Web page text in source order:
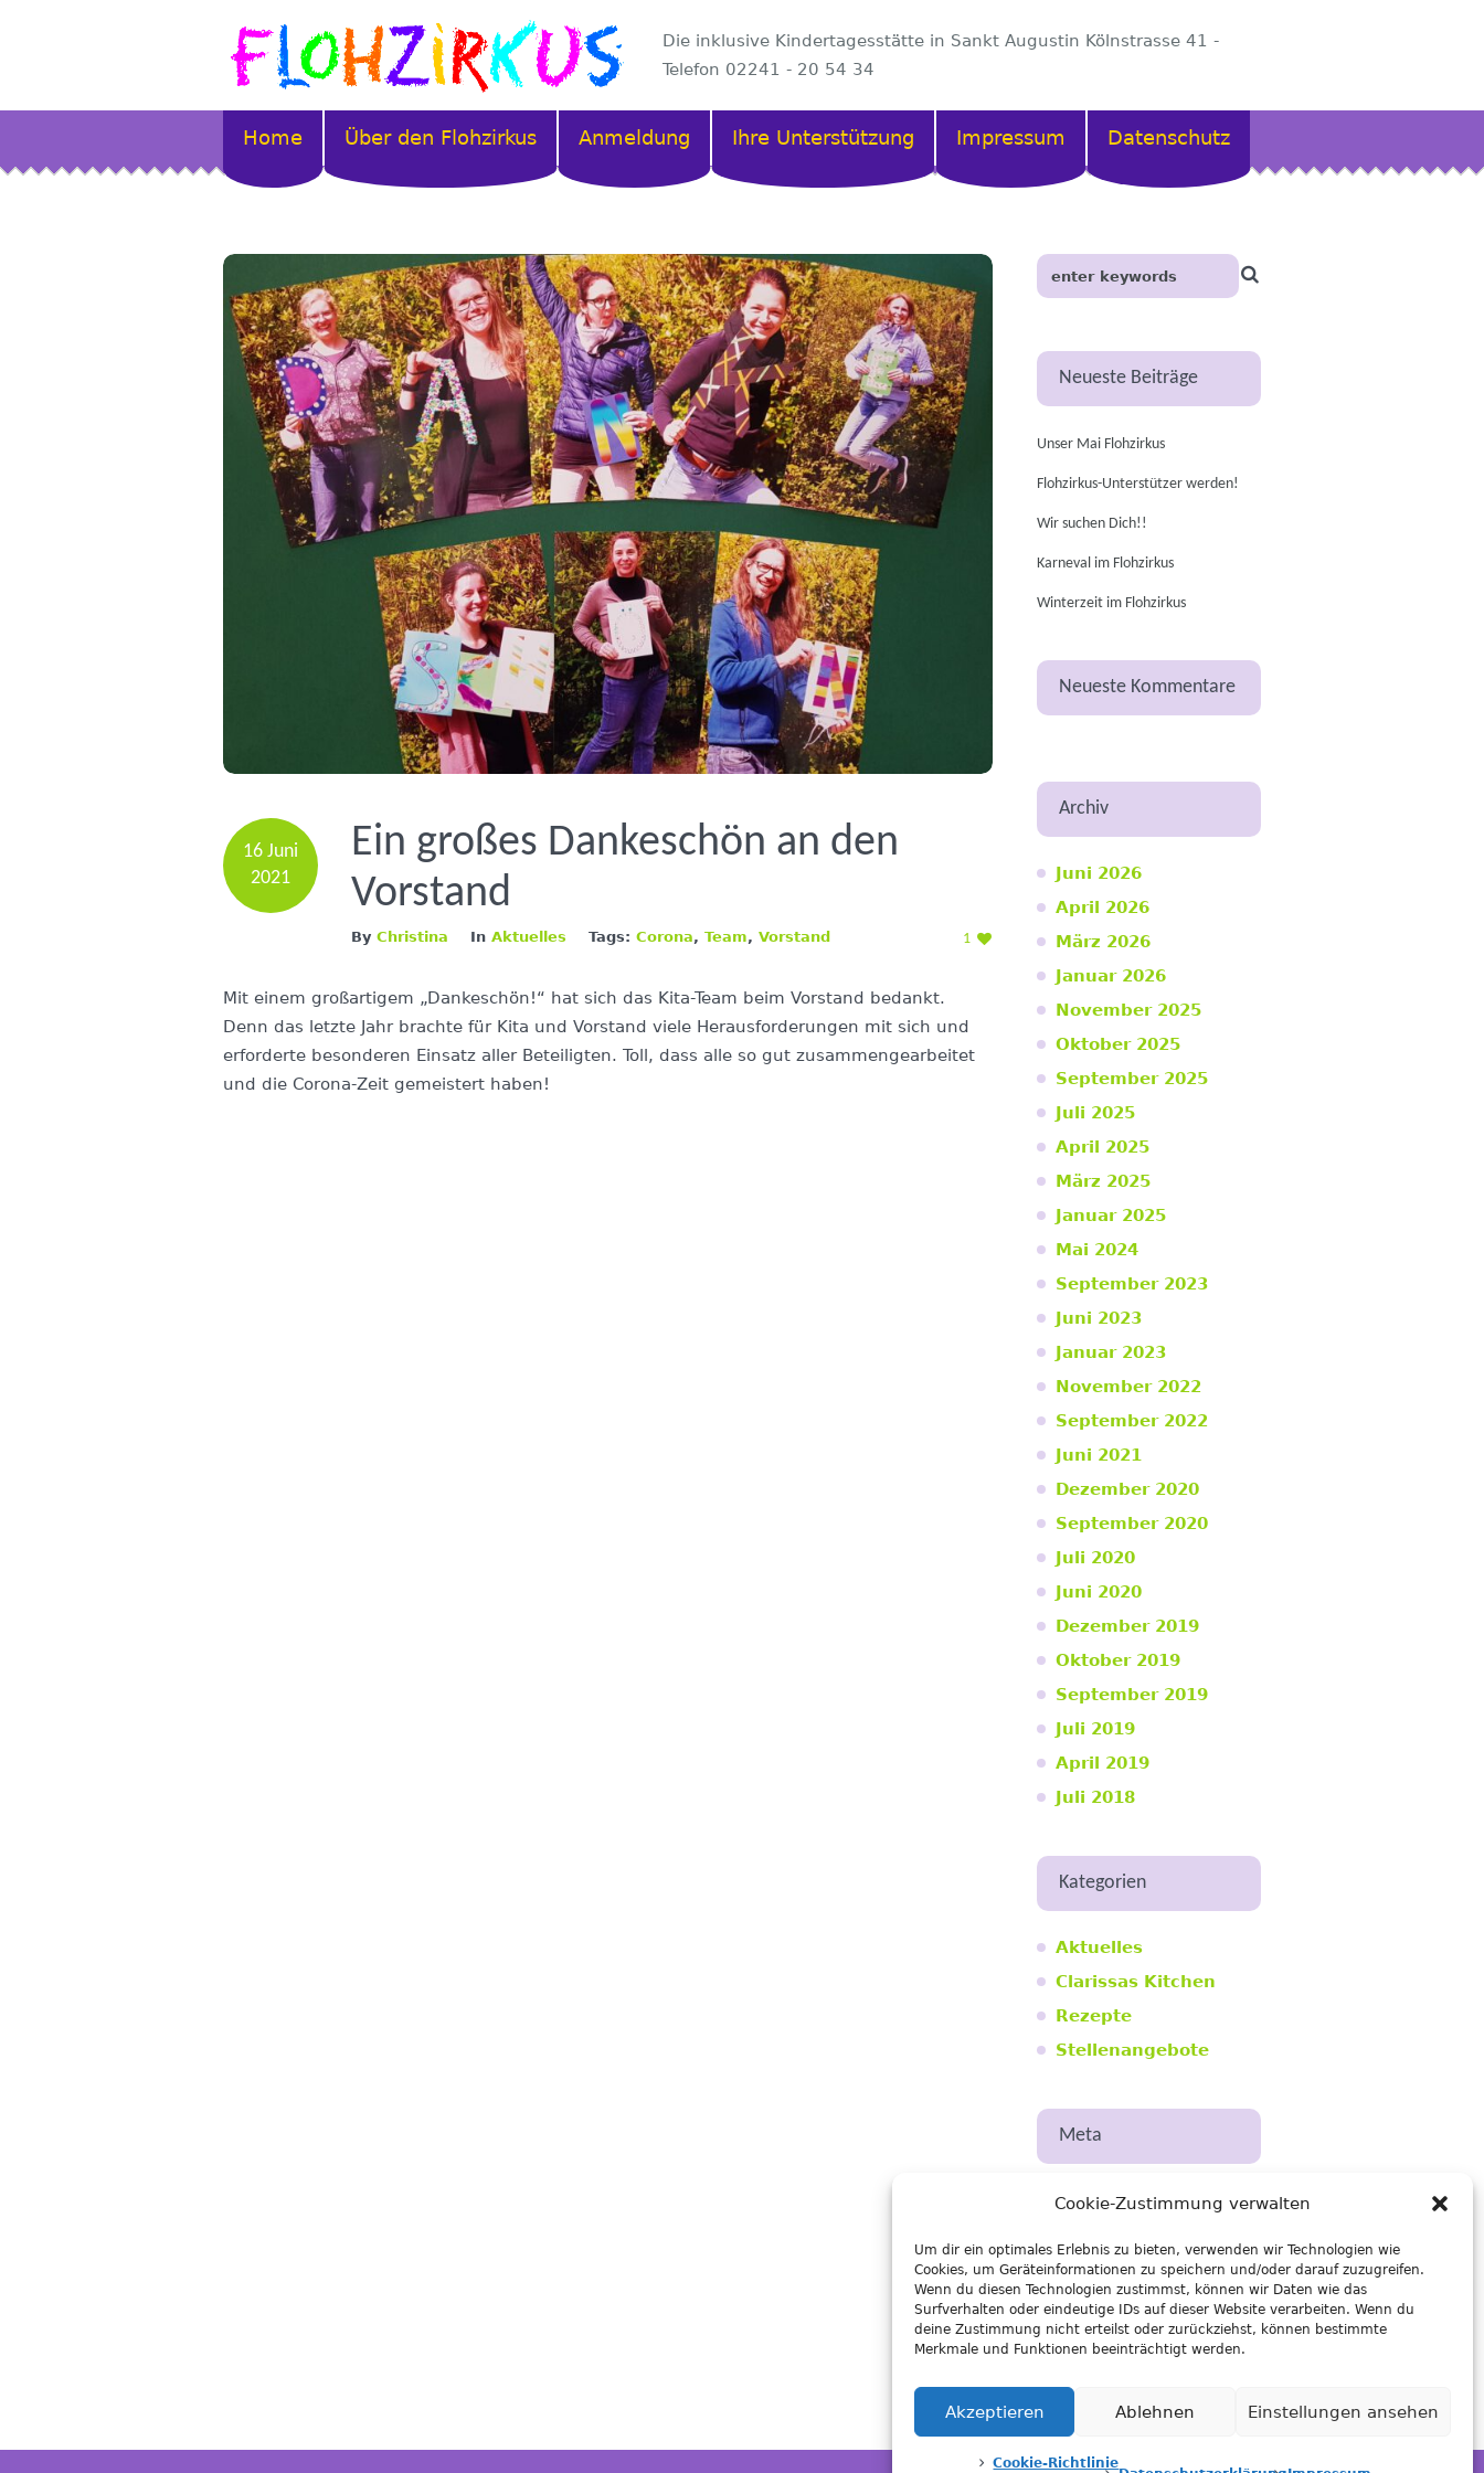
Cookie-Zustimmung verwalten
Um dir ein optimales Erlebnis zu bieten, verwenden wir Technologien wie
Cookies, um Geräteinformationen zu speichern und/oder darauf zuzugreifen.
Wenn du diesen Technologien zustimmst, können wir Daten wie das
Surfverhalten oder eindeutige IDs auf dieser Website verarbeiten. Wenn du
deine Zustimmung nicht erteilst oder zurückziehst, können bestimmte
Merkmale und Funktionen beeinträchtigt werden.
Akzeptieren Ablehnen Einstellungen ansehen
Cookie-Richtlinie
Die inklusive Kindertagesstätte in Sankt Augustin Kölnstrasse 41 -
Telefon 02241 - 20 54 34
Home Über den Flohzirkus Anmeldung Ihre Unterstützung Impressum Datenschutz
16 Juni
2021
Ein großes Dankeschön an den
Vorstand
By Christina In Aktuelles Tags: Corona, Team, Vorstand 1
Mit einem großartigem „Dankeschön!“ hat sich das Kita-Team beim Vorstand bedankt.
Denn das letzte Jahr brachte für Kita und Vorstand viele Herausforderungen mit sich und
erforderte besonderen Einsatz aller Beteiligten. Toll, dass alle so gut zusammengearbeitet
und die Corona-Zeit gemeistert haben!
Neueste Beiträge
Unser Mai Flohzirkus
Flohzirkus-Unterstützer werden!
Wir suchen Dich!!
Karneval im Flohzirkus
Winterzeit im Flohzirkus
Neueste Kommentare
Archiv
Juni 2026
April 2026
März 2026
Januar 2026
November 2025
Oktober 2025
September 2025
Juli 2025
April 2025
März 2025
Januar 2025
Mai 2024
September 2023
Juni 2023
Januar 2023
November 2022
September 2022
Juni 2021
Dezember 2020
September 2020
Juli 2020
Juni 2020
Dezember 2019
Oktober 2019
September 2019
Juli 2019
April 2019
Juli 2018
Kategorien
Aktuelles
Clarissas Kitchen
Rezepte
Stellenangebote
Meta
Anmelden
Kommentar-Feed
WordPress.org